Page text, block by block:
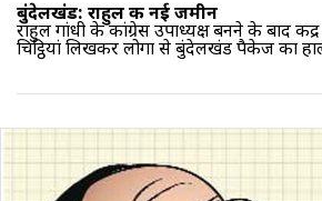
बुंदेलखंड: राहुल की नई जमीन
राहुल गांधी के कांग्रेस उपाध्यक्षबनने के बाद
चिट्ठियां लिखकर लोगों से बुंदेलखंड पैकेज का